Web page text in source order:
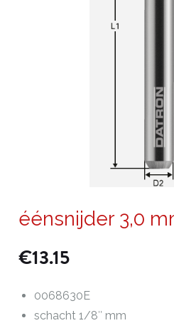
éénsnijder 3,0
€13.15
0068630E
schacht 1/8″ mm